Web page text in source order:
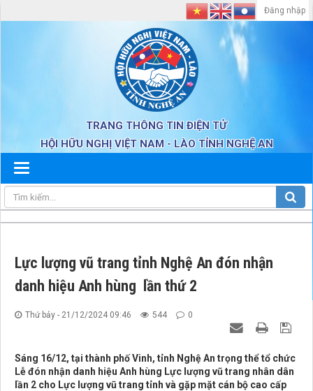
TRANG THÔNG TIN ĐIỆN TỬ
HỘI HỮU NGHỊ VIỆT NAM - LÀO TỈNH NGHỆ AN
Đăng nhập
Lực lượng vũ trang tỉnh Nghệ An đón nhận
danh hiệu Anh hùng lần thứ 2
Thứ bảy - 21/12/2024 09:46 544 0
Sáng 16/12, tại thành phố Vinh, tỉnh Nghệ An trọng thể tổ chức
Lễ đón nhận danh hiệu Anh hùng Lực lượng vũ trang nhân dân
lần 2 cho Lực lượng vũ trang tỉnh và gặp mặt cán bộ cao cấp